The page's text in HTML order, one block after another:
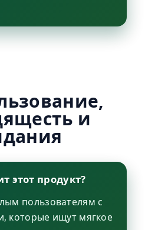
и
этот продукт?
пользователям с
которые ищут мягкое